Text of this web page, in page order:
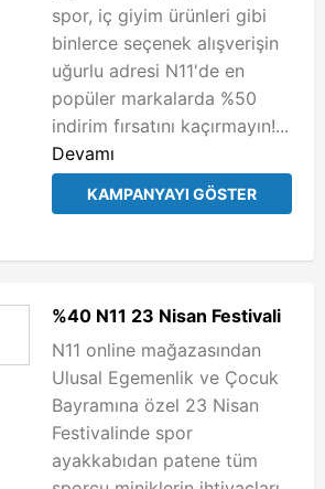
spor, iç giyim ürünleri gibi
binlerce seçenek alışverişin
uğurlu adresi N11'de en
popüler markalarda %50
indirim fırsatını kaçırmayın!...
Devamı
KAMPANYAYI GÖSTER
%40 N11 23 Nisan Festivali
N11 online mağazasından
Ulusal Egemenlik ve Çocuk
Bayramına özel 23 Nisan
Festivalinde spor
ayakkabıdan patene tüm